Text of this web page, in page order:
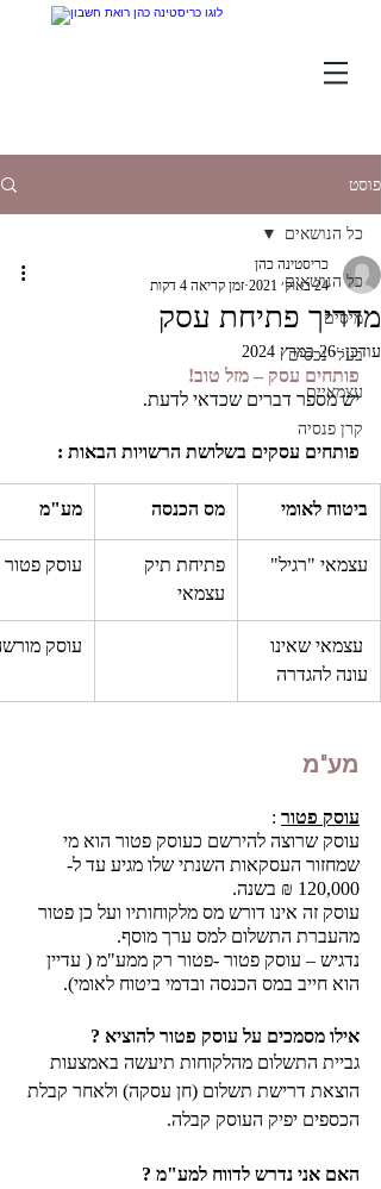
פוסט
כל הנושאים
מיסים
בעלי נכסים
עצמאיים
קרן פנסיה
כל הנושאים
מדריך פתיחת עסק
כריסטינה כהן
24 באוק׳ 2021
זמן קריאה 4 דקות
עודכן:26 במרץ 2024
פותחים עסק – מזל טוב!
יש מספר דברים שכדאי לדעת.
פותחים עסקים בשלושת הרשויות הבאות :
ביטוח לאומי מס הכנסה מע"מ
עצמאי "רגיל"
פתיחת תיק
עצמאי
עוסק פטור
עצמאי שאינו
עונה להגדרה
עוסק
מע"מ
עוסק פטור :
עוסק שרוצה להירשם כעוסק פטור הוא מי
שמחזור העסקאות השנתי שלו מגיע עד ל-
120,000 ₪ בשנה.
עוסק זה אינו דורש מס מלקוחותיו ועל כן פטור
מהעברת התשלום למס ערך מוסף.
נדגיש – עוסק פטור -פטור רק ממע"מ ( עדיין
הוא חייב במס הכנסה ובדמי ביטוח לאומי).
אילו מסמכים על עוסק פטור להוציא ?
גביית התשלום מהלקוחות תיעשה באמצעות
הוצאת דרישת תשלום (חן עסקה) ולאחר קבלת
הכספים יפיק העוסק קבלה.
האם אני נדרש לדווח למע"מ ?